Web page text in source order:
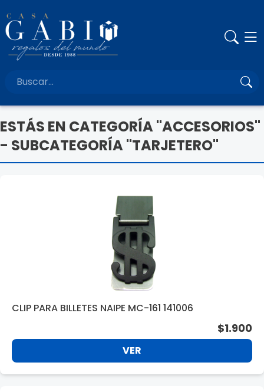
ESTÁS EN CATEGORÍA "ACCESORIOS"
- SUBCATEGORÍA "TARJETERO"
CLIP PARA BILLETES NAIPE MC-161 141006
$1.900
VER